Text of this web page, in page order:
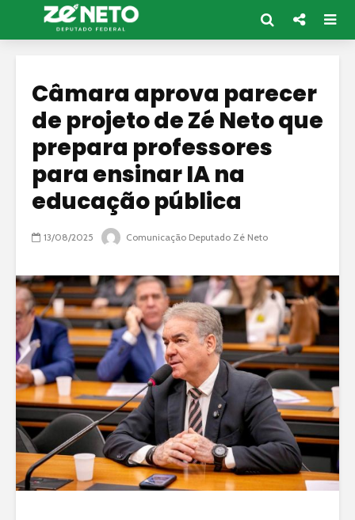
Câmara aprova parecer
de projeto de Zé Neto que
prepara professores
para ensinar IA na
educação pública
13/08/2025 Comunicação Deputado Zé Neto